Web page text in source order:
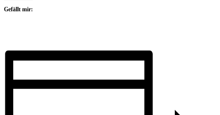
Gefällt mir: